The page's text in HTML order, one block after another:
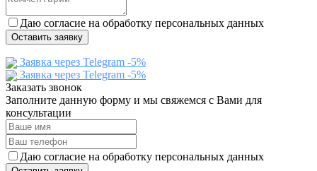
Даю согласие на обработку персональных данных
Оставить заявку
Заявка через Telegram -5%
Заявка через Telegram -5%
Заказать звонок
Заполните данную форму и мы свяжемся с Вами для
консультации
Даю согласие на обработку персональных данных